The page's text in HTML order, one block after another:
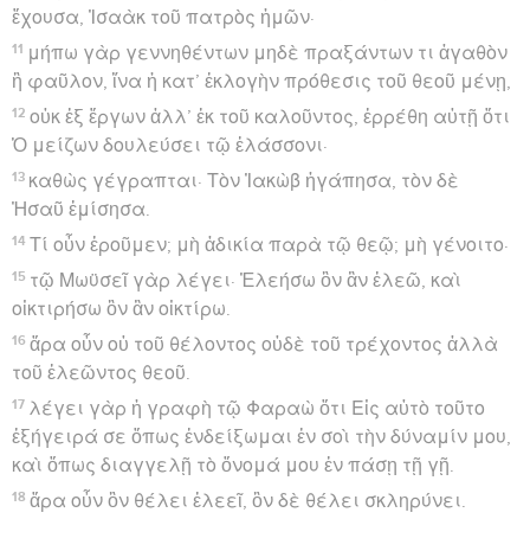
ἔχουσα, Ἰσαὰκ τοῦ πατρὸς ἡμῶν·
11 μήπω γὰρ γεννηθέντων μηδὲ πραξάντων τι ἀγαθὸν
ἢ φαῦλον, ἵνα ἡ κατ’ ἐκλογὴν πρόθεσις τοῦ θεοῦ μένῃ,
12 οὐκ ἐξ ἔργων ἀλλ’ ἐκ τοῦ καλοῦντος, ἐρρέθη αὐτῇ ὅτι
Ὁ μείζων δουλεύσει τῷ ἐλάσσονι·
13 καθὼς γέγραπται· Τὸν Ἰακὼβ ἠγάπησα, τὸν δὲ
Ἠσαῦ ἐμίσησα.
14 Τί οὖν ἐροῦμεν; μὴ ἀδικία παρὰ τῷ θεῷ; μὴ γένοιτο·
15 τῷ Μωϋσεῖ γὰρ λέγει· Ἐλεήσω ὃν ἂν ἐλεῶ, καὶ
οἰκτιρήσω ὃν ἂν οἰκτίρω.
16 ἄρα οὖν οὐ τοῦ θέλοντος οὐδὲ τοῦ τρέχοντος ἀλλὰ
τοῦ ἐλεῶντος θεοῦ.
17 λέγει γὰρ ἡ γραφὴ τῷ Φαραὼ ὅτι Εἰς αὐτὸ τοῦτο
ἐξήγειρά σε ὅπως ἐνδείξωμαι ἐν σοὶ τὴν δύναμίν μου,
καὶ ὅπως διαγγελῇ τὸ ὄνομά μου ἐν πάσῃ τῇ γῇ.
18 ἄρα οὖν ὃν θέλει ἐλεεῖ, ὃν δὲ θέλει σκληρύνει.